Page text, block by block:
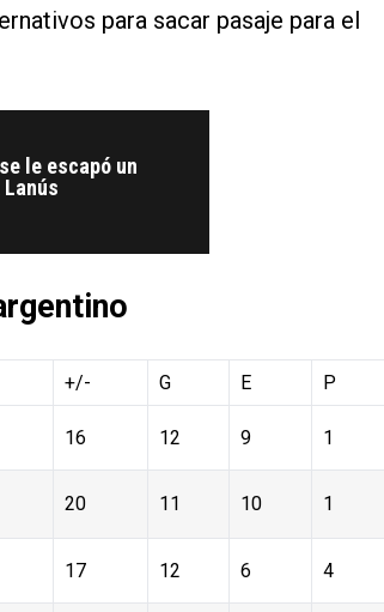
para sacar pasaje para el
le escapó un
+/- G E P
16 12 9 1
20 11 10 1
17 12 6 4